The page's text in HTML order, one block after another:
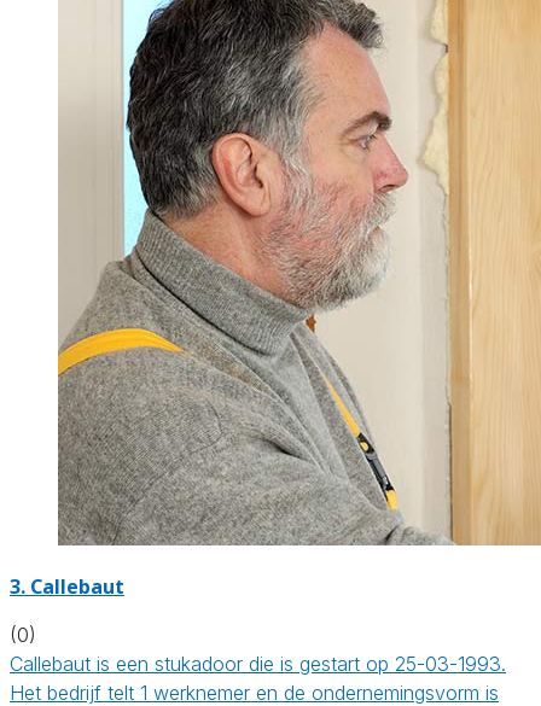
3. Callebaut
(0)
Callebaut is een stukadoor die is gestart op 25-03-1993.
Het bedrijf telt 1 werknemer en de ondernemingsvorm is